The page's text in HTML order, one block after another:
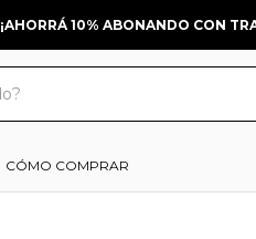
¡AHORRÁ 10% ABONANDO CON
CÓMO COMPRAR